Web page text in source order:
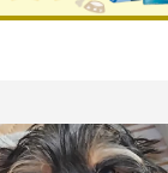
ーション能力はバ
てる事も
割に活発な一面も